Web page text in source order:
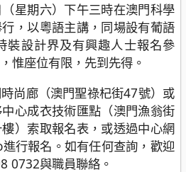
星期六）下午三時在澳門科學
，以粵語主講，同場設有葡語
裝設計界及有興趣人士報名參
惟座位有限，先到先得。
尚廊（澳門聖祿杞街47號）或
心成衣技術匯點（澳門漁翁街
）索取報名表，或透過中心網
行報名。如有任何查詢，歡迎
0732與職員聯絡。